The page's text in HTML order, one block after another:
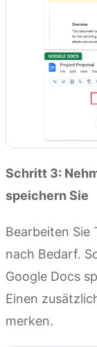
Schritt 3:
speichern Sie
Bearbeiten Sie
nach Bedarf.
Google Docs
Einen
merken.